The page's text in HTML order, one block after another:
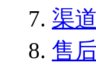
渠
售